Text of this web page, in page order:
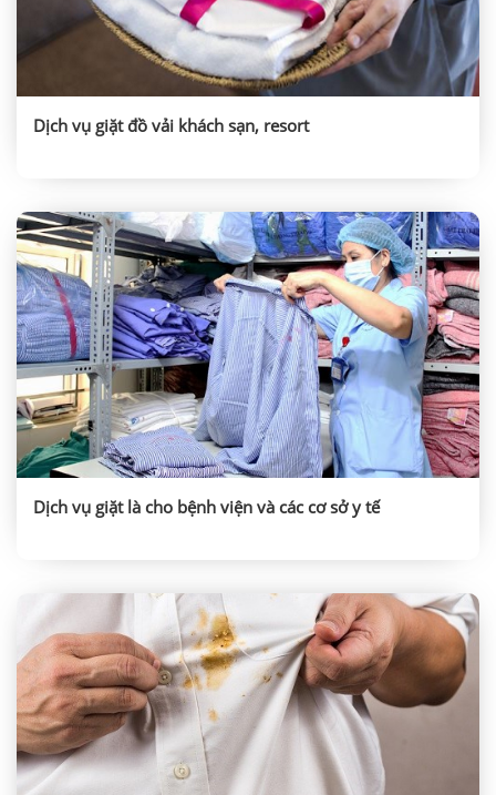
Dịch vụ giặt đồ vải khách sạn, resort
Dịch vụ giặt là cho bệnh viện và các cơ sở y tế